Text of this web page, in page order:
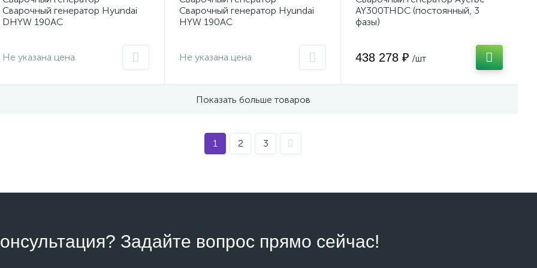
Сварочный генератор Hyundai
DHYW 190AC
Не указана цена
Сварочный генератор Hyundai
HYW 190AC
Не указана цена
AY300THDC (постоянный, 3
фазы)
438 278 ₽ /шт
Показать больше товаров
1 2 3
Задайте вопрос прямо сейчас!